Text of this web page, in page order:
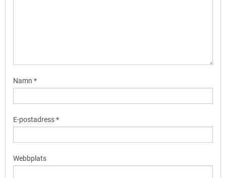
Namn *
E-postadress*
Webbplats